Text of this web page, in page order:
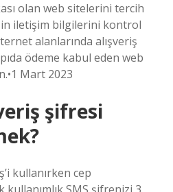
olan web sitelerini tercih
iletişim bilgilerini kontrol
alanlarında alışveriş
ödeme kabul eden web
Mart 2023
şifresi
kullanırken cep